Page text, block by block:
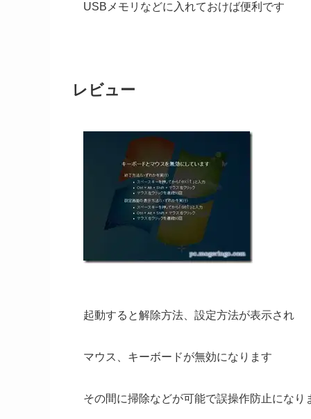
USBメモリなどに入れておけば便利です
レビュー
起動すると解除方法、設定方法が表示され
マウス、キーボードが無効になります
その間に掃除などが可能で誤操作防止になり